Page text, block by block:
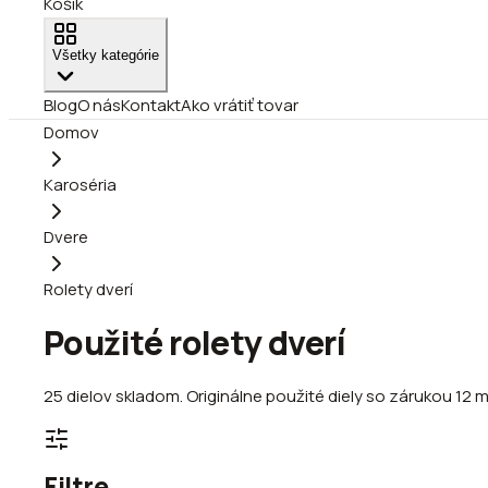
Všetky kategórie
BlogO násKontaktAko vrátiť tovar
Domov
Karoséria
Dvere
Rolety dverí
Použité rolety dverí
25dielovskladom.Originálne použité diely so zárukou 12